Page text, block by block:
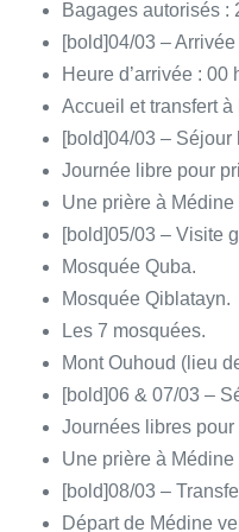
Bagages autorisés :
[bold]04/03 –
Heure d’arrivée : 00
Accueil et transfert à
[bold]04/03 – Séjour
Journée libre pour
Une prière à Médine
[bold]05/03 – Visite
Mosquée Quba.
Mosquée Qiblatayn.
Les 7 mosquées.
Mont Ouhoud (lieu
[bold]06 & 07/03 –
Journées libres
Une prière à Médine
[bold]08/03 –
Départ de Médine